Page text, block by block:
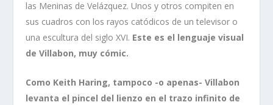
las Meninas de Velázquez. Unos y otros compiten en
sus cuadros con los rayos catódicos de un televisor o
una escultura del siglo XVI. Este es el lenguaje visual
de Villabon, muy cómic.
Como Keith Haring, tampoco -o apenas- Villabon
levanta el pincel del lienzo en el trazo infinito de